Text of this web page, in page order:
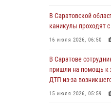
16 июля 2026, 06:50
В Саратове
ДТП из-за
15 июля 2026, 05:59
В Саратове
В Саратовской
каникулы проходят
16 июля 2026, 06:50
В Саратове
пришли на помощь
ДТП из-за
15 июля 2026, 05:59